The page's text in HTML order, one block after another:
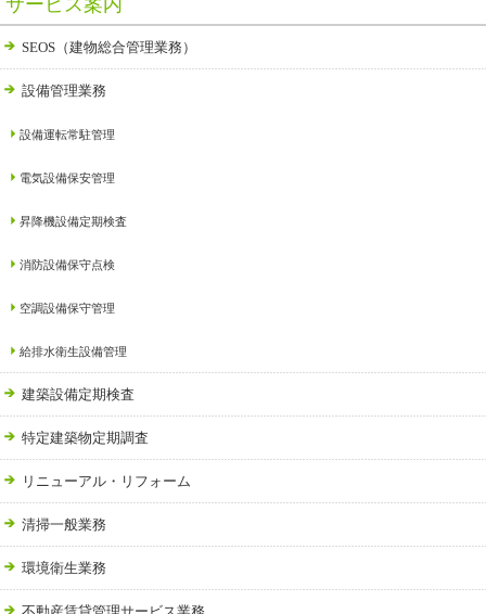
サービス案内
SEOS（建物総合管理業務）
設備管理業務
設備運転常駐管理
電気設備保安管理
昇降機設備定期検査
消防設備保守点検
空調設備保守管理
給排水衛生設備管理
建築設備定期検査
特定建築物定期調査
リニューアル・リフォーム
清掃一般業務
環境衛生業務